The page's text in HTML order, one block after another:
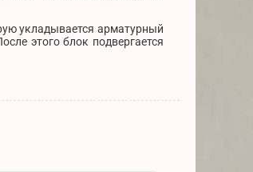
укладывается арматурный
этого блок подвергается